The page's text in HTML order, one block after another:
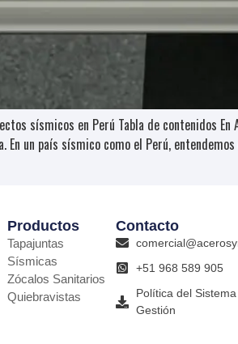
sísmicos en Perú Tabla de contenidos
un país sísmico como el Perú,
Productos
Tapajuntas
Sísmicas
Zócalos Sanitarios
Quiebravistas
Contacto
+51 968 589 905
Política del
Gestión